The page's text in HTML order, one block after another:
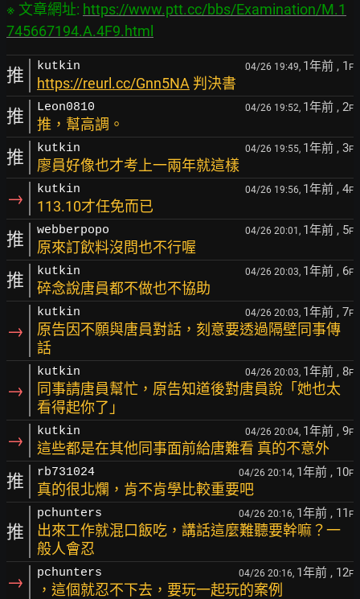
※ 文章網址: https://www.ptt.cc/bbs/Examination/M.1
745667194.A.4F9.html
推 kutkin 04/26 19:49, 1年前 , 1 F
https://reurl.cc/Gnn5NA 判決書
推 Leon0810 04/26 19:52, 1年前 , 2F
推，幫高調。
推 kutkin 04/26 19:55, 1年前 , 3F
廖員好像也才考上一兩年就這樣
→ kutkin 04/26 19:56, 1年前 , 4F
113.10才任免而已
推 webberpopo 04/26 20:01, 1年前 , 5F
原來訂飲料沒問也不行喔
推 kutkin 04/26 20:03, 1年前 , 6F
碎念說唐員都不做也不協助
→
kutkin 04/26 20:03, 1年前 , 7F
原告因不願與唐員對話，刻意要透過隔壁同事傳
話
→
kutkin 04/26 20:03, 1年前 , 8F
同事請唐員幫忙，原告知道後對唐員說「她也太
看得起你了」
→ kutkin 04/26 20:04, 1年前 , 9F
這些都是在其他同事面前給唐難看 真的不意外
推 rb731024 04/26 20:14, 1年前 , 10F
真的很北爛，肯不肯學比較重要吧
推
pchunters 04/26 20:16, 1年前 , 11 F
出來工作就混口飯吃，講話這麼難聽要幹嘛？一
般人會忍
→ pchunters 04/26 20:16, 1年前 , 12F
，這個就忍不下去，要玩一起玩的案例